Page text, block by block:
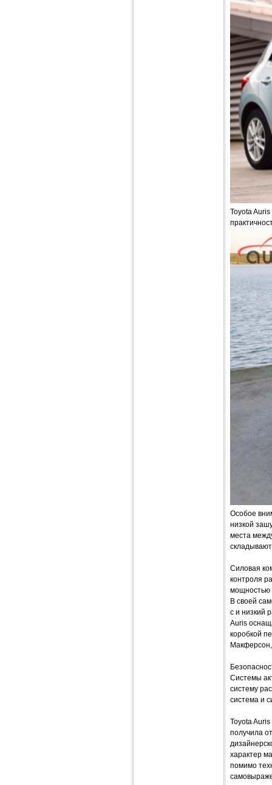
Toyota
Особое
низкой
места
Силовая
контроля
мощностью
В своей
с и низкий
Auris
коробкой
Макферсон,
Системы
систему
система и
Toyota
получила
характер
помимо